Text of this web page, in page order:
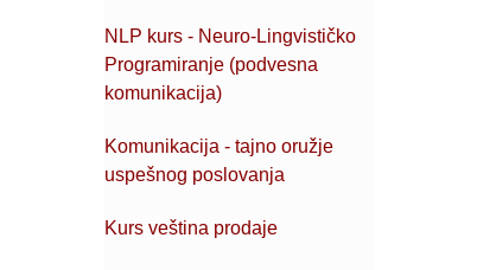
NLP kurs - Neuro-Lingvističko
Programiranje (podvesna
komunikacija)
Komunikacija - tajno oružje
uspešnog poslovanja
Kurs veština prodaje